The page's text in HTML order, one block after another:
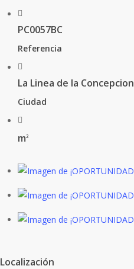
PC0057BC
Referencia
La Linea de la Concepcion
Ciudad
m2
Localización